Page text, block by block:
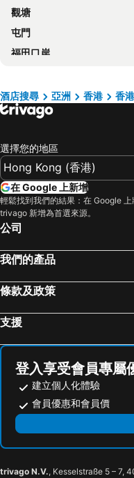
The Silveri Hotel Hong Kong - MGallery
美達會館酒店
今旅
Man Lai Wah Hotel
銀景度假中心
Oootopia West
觀塘
屯門
福田口岸
香港國際機場
東涌
Wan Chai Metro Station
深水埗區
香港迪士尼樂園
羅湖口岸
東門步行街
越秀區
羅湖口岸
Tsing Yi Metro Station
九龍城
番禺區
朗豪坊
荔灣區
酒店搜尋 亞洲 香港 香港
選擇您的地區
在 Google 上新增
輕鬆找到我們的結果：在 Google 上
trivago 新增為首選來源。
公司
我們的產品
條款及政策
支援
登入享受會員專屬
建立個人化體驗
會員優惠和會員價
trivago N.V., Kesselstraße 5 – 7,